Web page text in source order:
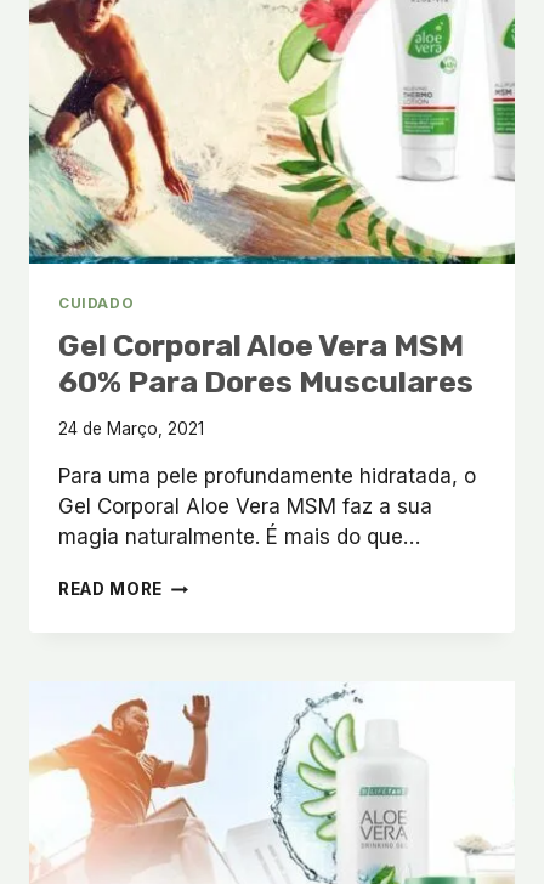
DESCONFORTO
CUIDADO
Gel Corporal Aloe Vera MSM
60% Para Dores Musculares
24 de Março, 2021
Para uma pele profundamente hidratada, o
Gel Corporal Aloe Vera MSM faz a sua
magia naturalmente. É mais do que…
READ MORE GEL
60%
PARA
DORES
MUSCULARES